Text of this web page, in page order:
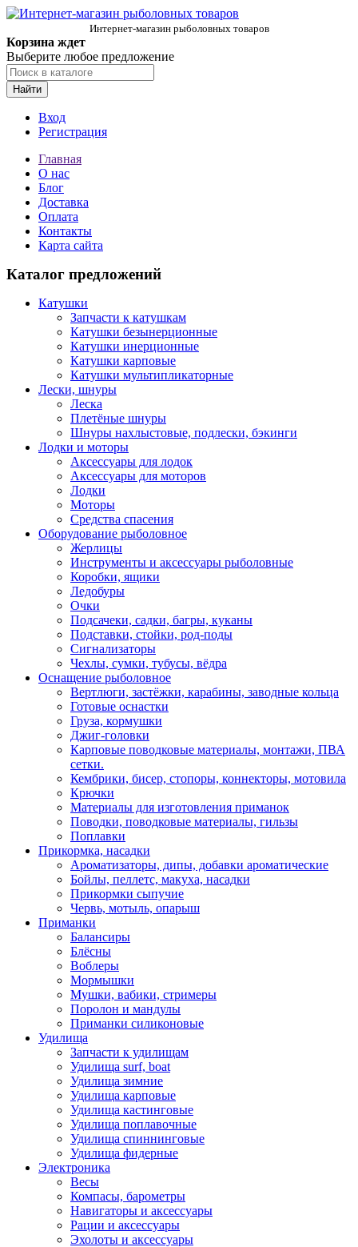
Интернет-магазин рыболовных товаров
Корзина ждет
Выберите любое предложение
Найти
Вход
Регистрация
Главная
О нас
Блог
Доставка
Оплата
Контакты
Карта сайта
Каталог предложений
Катушки
Запчасти к катушкам
Катушки безынерционные
Катушки инерционные
Катушки карповые
Катушки мультипликаторные
Лески, шнуры
Леска
Плетёные шнуры
Шнуры нахлыстовые, подлески, бэкинги
Лодки и моторы
Аксессуары для лодок
Аксессуары для моторов
Лодки
Моторы
Средства спасения
Оборудование рыболовное
Жерлицы
Инструменты и аксессуары рыболовные
Коробки, ящики
Ледобуры
Очки
Подсачеки, садки, багры, куканы
Подставки, стойки, род-поды
Сигнализаторы
Чехлы, сумки, тубусы, вёдра
Оснащение рыболовное
Вертлюги, застёжки, карабины, заводные кольца
Готовые оснастки
Груза, кормушки
Джиг-головки
Карповые поводковые материалы, монтажи, ПВА
сетки.
Кембрики, бисер, стопоры, коннекторы, мотовила
Крючки
Материалы для изготовления приманок
Поводки, поводковые материалы, гильзы
Поплавки
Прикормка, насадки
Ароматизаторы, дипы, добавки ароматические
Бойлы, пеллетс, макуха, насадки
Прикормки сыпучие
Червь, мотыль, опарыш
Приманки
Балансиры
Блёсны
Воблеры
Мормышки
Мушки, вабики, стримеры
Поролон и мандулы
Приманки силиконовые
Удилища
Запчасти к удилищам
Удилища surf, boat
Удилища зимние
Удилища карповые
Удилища кастинговые
Удилища поплавочные
Удилища спиннинговые
Удилища фидерные
Электроника
Весы
Компасы, барометры
Навигаторы и аксессуары
Рации и аксессуары
Эхолоты и аксессуары